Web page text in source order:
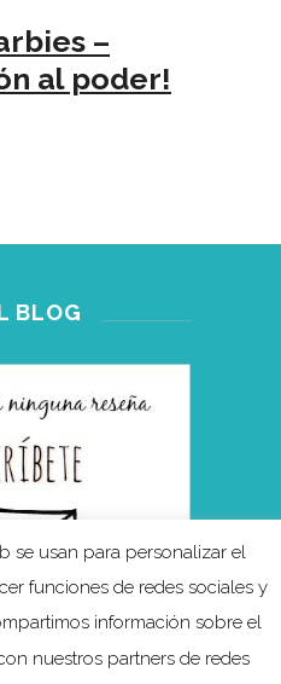
–
al poder!
BLOG
se usan para personalizar el
funciones de redes sociales y
información sobre el
nuestros partners de redes